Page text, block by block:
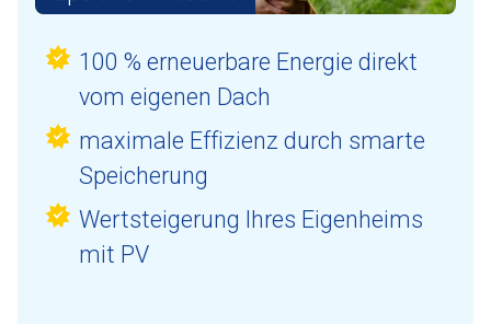
100 % erneuerbare Energie direkt
vom eigenen Dach
maximale Effizienz durch smarte
Speicherung
Wertsteigerung Ihres Eigenheims
mit PV